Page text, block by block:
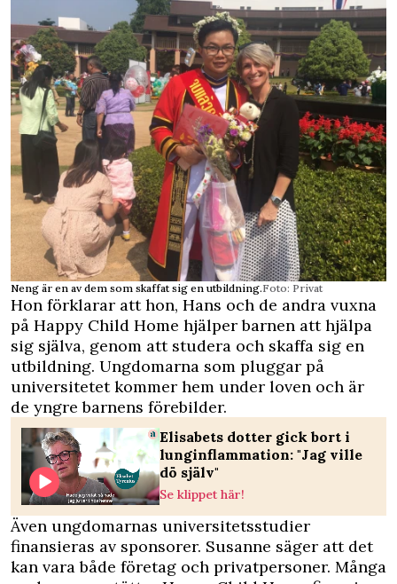
Neng är en av dem som skaffat sig en utbildning.Foto: Privat
Hon förklarar att hon, Hans och de andra vuxna
på Happy Child Home hjälper barnen att hjälpa
sig själva, genom att studera och skaffa sig en
utbildning. Ungdomarna som pluggar på
universitetet kommer hem under loven och är
de yngre barnens förebilder.
Elisabets dotter gick bort i
lunginflammation: "Jag ville
dö själv"
Se klippet här!
Även ungdomarnas universitetsstudier
finansieras av sponsorer. Susanne säger att det
kan vara både företag och privatpersoner. Många